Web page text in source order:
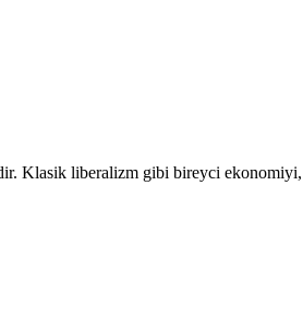
Klasik liberalizm gibi bireyci